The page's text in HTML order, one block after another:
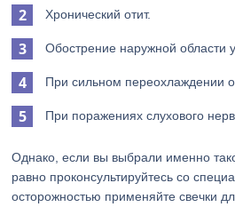
Хронический отит.
Обострение наружной области
При сильном переохлаждении
При поражениях слухового
Однако, если вы выбрали именно
равно проконсультируйтесь со
осторожностью применяйте свечки